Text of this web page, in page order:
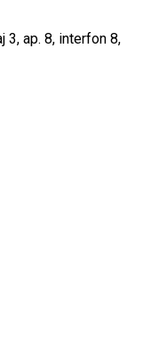
3, ap. 8, interfon 8,